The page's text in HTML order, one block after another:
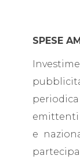
SPESE
emittenti
e